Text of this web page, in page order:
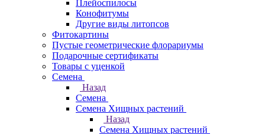
Плейоспилосы
Конофитумы
Другие виды литопсов
Фитокартины
Пустые геометрические флорариумы
Подарочные сертификаты
Товары с уценкой
Семена
Назад
Семена
Семена Хищных растений
Назад
Семена Хищных растений